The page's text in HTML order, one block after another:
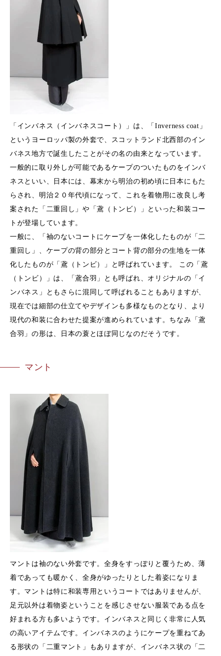
「インバネス（インバネスコート）」は、「Inverness coat」
というヨーロッパ製の外套で、スコットランド北西部のイン
バネス地方で誕生したことがその名の由来となっています。
一般的に取り外しが可能であるケープのついたものをインバ
ネスといい、日本には、幕末から明治の初め頃に日本にもた
らされ、明治２０年代頃になって、これを着物用に改良し考
案された「二重回し」や「鳶（トンビ）」といった和装コー
トが登場しています。
一般に、「袖のないコートにケープを一体化したものが「二
重回し」、ケープの背の部分とコート背の部分の生地を一体
化したものが「鳶（トンビ）」と呼ばれています。 この「鳶
（トンビ）」は、「鳶合羽」とも呼ばれ、オリジナルの「イ
ンバネス」ともさらに混同して呼ばれることもありますが、
現在では細部の仕立てやデザインも多様なものとなり、より
現代の和装に合わせた提案が進められています。ちなみ「鳶
合羽」の形は、日本の蓑とほぼ同じなのだそうです。
マント
マントは袖のない外套です。全身をすっぽりと覆うため、薄
着であっても暖かく、全身がゆったりとした着姿になりま
す。マントは特に和装専用というコートではありませんが、
足元以外は着物姿ということを感じさせない服装である点を
好まれる方も多いようです。インバネスと同じく非常に人気
の高いアイテムです。インバネスのようにケープを重ねてあ
る形状の「二重マント」もありますが、インバネス状の「二